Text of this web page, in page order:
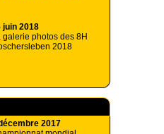
juin 2018
galerie photos des 8H
2018
2017